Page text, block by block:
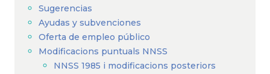
navegación
Sugerencias
Ayudas y subvenciones
Oferta de empleo público
Modificacions puntuals NNSS
NNSS 1985 i modificacions posteriors